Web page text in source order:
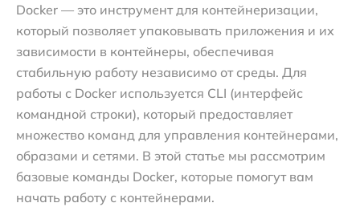
Docker — это инструмент для контейнеризации,
который позволяет упаковывать приложения и их
зависимости в контейнеры, обеспечивая
стабильную работу независимо от среды. Для
работы с Docker используется CLI (интерфейс
командной строки), который предоставляет
множество команд для управления контейнерами,
образами и сетями. В этой статье мы рассмотрим
базовые команды Docker, которые помогут вам
начать работу с контейнерами.